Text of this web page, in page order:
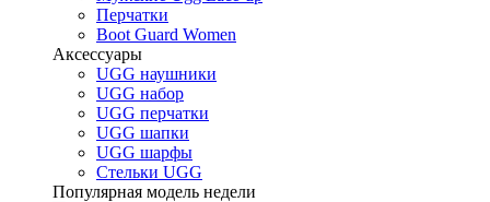
Перчатки
Boot Guard Women
Аксессуары
UGG наушники
UGG набор
UGG перчатки
UGG шапки
UGG шарфы
Стельки UGG
Популярная модель недели